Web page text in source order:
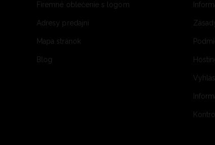
Firemné oblečenie s logom
Adresy predajní
Mapa stránok
Blog